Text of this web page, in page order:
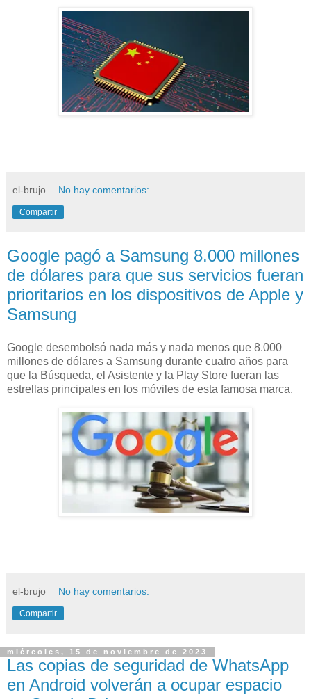
el-brujo No hay comentarios:
Compartir
Google pagó a Samsung 8.000 millones
de dólares para que sus servicios fueran
prioritarios en los dispositivos de Apple y
Samsung
Google desembolsó nada más y nada menos que 8.000
millones de dólares a Samsung durante cuatro años para
que la Búsqueda, el Asistente y la Play Store fueran las
estrellas principales en los móviles de esta famosa marca.
el-brujo No hay comentarios:
Compartir
miércoles, 15 de noviembre de 2023
Las copias de seguridad de WhatsApp
en Android volverán a ocupar espacio